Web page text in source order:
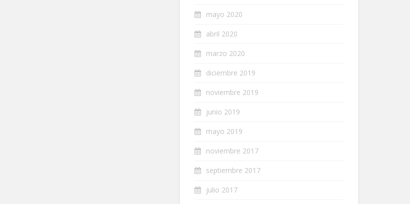
mayo 2020
abril 2020
marzo 2020
diciembre 2019
noviembre 2019
junio 2019
mayo 2019
noviembre 2017
septiembre 2017
julio 2017